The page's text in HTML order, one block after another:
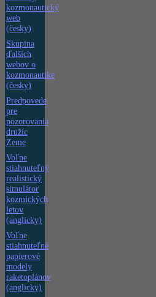
kozmonautický
web
(česky)
Skupina
ďalších
webov o
kozmonautike
(česky)
Predpovede
pre
pozorovania
družíc
Zeme
Voľne
stiahnuteľný
realistický
simulátor
kozmických
letov
(anglicky)
Voľne
stiahnuteľné
papierové
modely
raketoplánov
(anglicky)